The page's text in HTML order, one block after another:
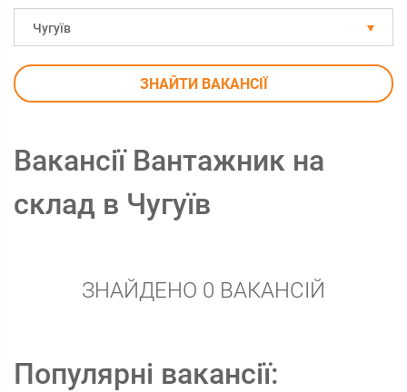
Чугуїв
ЗНАЙТИ ВАКАНСІЇ
Вакансії Вантажник на
склад в Чугуїв
ЗНАЙДЕНО 0 ВАКАНСІЙ
Популярні вакансії: